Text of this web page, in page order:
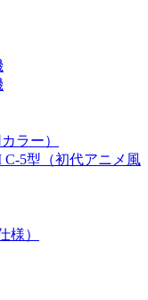
ラー）
5型（初代アニメ風
様）